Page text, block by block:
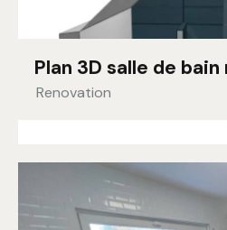
Plan 3D salle de
Renovation